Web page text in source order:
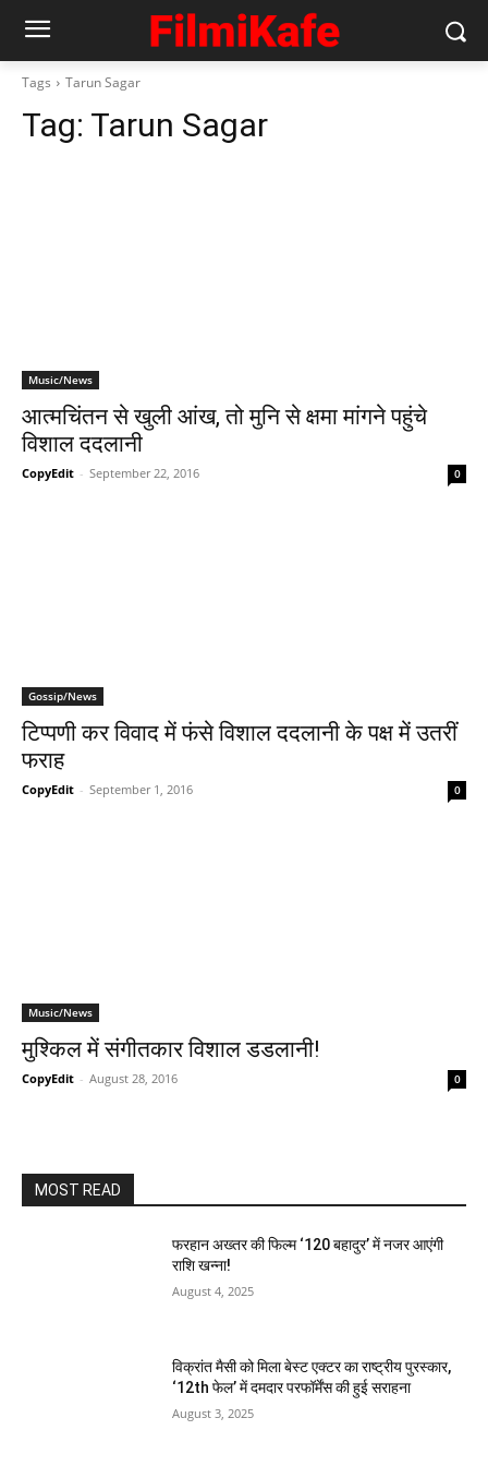
Tags Tarun Sagar
Tag: Tarun Sagar
Music/News
आत्‍मचिंतन से खुली आंख, तो मुनि से क्षमा मांगने पहुंचे
विशाल ददलानी
CopyEdit - September 22, 2016 0
Gossip/News
टिप्‍पणी कर विवाद में फंसे विशाल ददलानी के पक्ष में उतरीं
फराह
CopyEdit - September 1, 2016 0
Music/News
मुश्‍किल में संगीतकार विशाल डडलानी!
CopyEdit - August 28, 2016 0
MOST READ
फरहान अख्तर की फिल्म ‘120 बहादुर’ में नजर आएंगी
राशि खन्ना!
August 4, 2025
विक्रांत मैसी को मिला बेस्ट एक्टर का राष्ट्रीय पुरस्कार,
‘12th फेल’ में दमदार परफॉर्मेंस की हुई सराहना
August 3, 2025